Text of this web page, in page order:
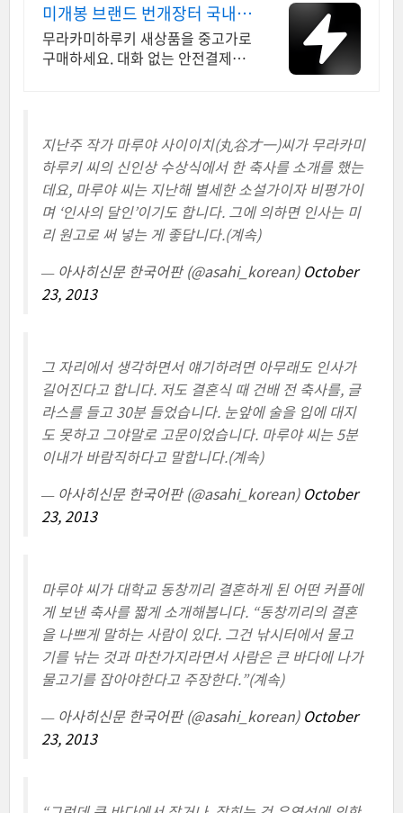
미개봉 브랜드 번개장터 국내
최대 브랜드 중고거래
무라카미하루키 새상품을 중고가로
구매하세요. 대화 없는 안전결제로
지난주 작가 마루야 사이이치(丸谷才一)씨가 무라카미
하루키 씨의 신인상 수상식에서 한 축사를 소개를 했는
데요, 마루야 씨는 지난해 별세한 소설가이자 비평가이
며 ‘인사의 달인’이기도 합니다. 그에 의하면 인사는 미
리 원고로 써 넣는 게 좋답니다.(계속)
— 아사히신문 한국어판 (@asahi_korean) October
23, 2013
그 자리에서 생각하면서 얘기하려면 아무래도 인사가
길어진다고 합니다. 저도 결혼식 때 건배 전 축사를, 글
라스를 들고 30분 들었습니다. 눈앞에 술을 입에 대지
도 못하고 그야말로 고문이었습니다. 마루야 씨는 5분
이내가 바람직하다고 말합니다.(계속)
— 아사히신문 한국어판 (@asahi_korean) October
23, 2013
마루야 씨가 대학교 동창끼리 결혼하게 된 어떤 커플에
게 보낸 축사를 짧게 소개해봅니다. “동창끼리의 결혼
을 나쁘게 말하는 사람이 있다. 그건 낚시터에서 물고
기를 낚는 것과 마찬가지라면서 사람은 큰 바다에 나가
물고기를 잡아야한다고 주장한다.”(계속)
— 아사히신문 한국어판 (@asahi_korean) October
23, 2013